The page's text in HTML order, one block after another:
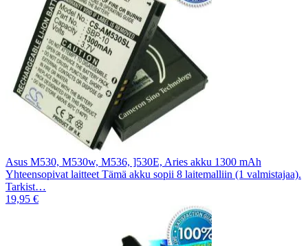
Asus M530, M530w, M536, ]530E, Aries akku 1300 mAh
Yhteensopivat laitteet Tämä akku sopii 8 laitemalliin (1 valmistajaa).
Tarkist…
19,95 €